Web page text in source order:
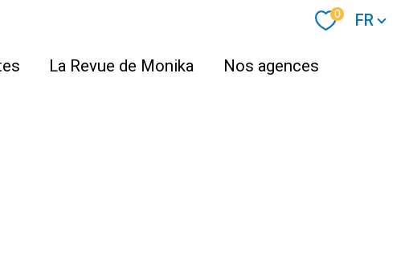
0 Langue
FR
La Revue de Monika Nos agences